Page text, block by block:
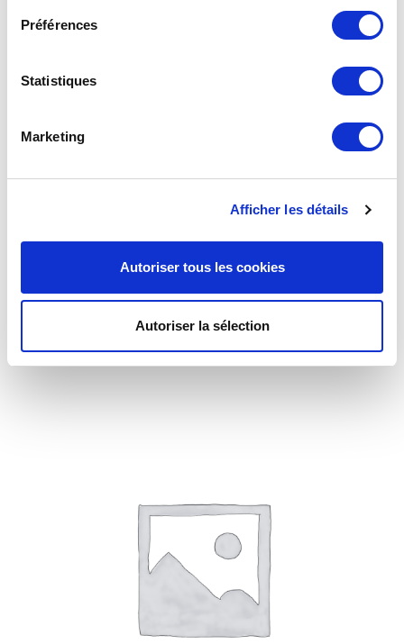
Préférences
Statistiques
Marketing
Afficher les détails
Autoriser tous les cookies
Autoriser la sélection
Robinet quart de tour automatique JSC type EA calibre
15